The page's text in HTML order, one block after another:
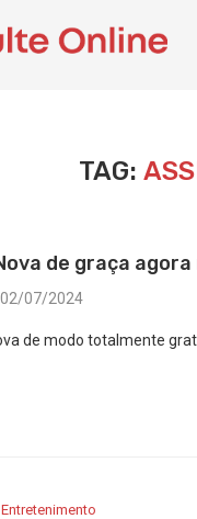
TAG:
de graça agora
02/07/2024
de modo totalmente
Entretenimento